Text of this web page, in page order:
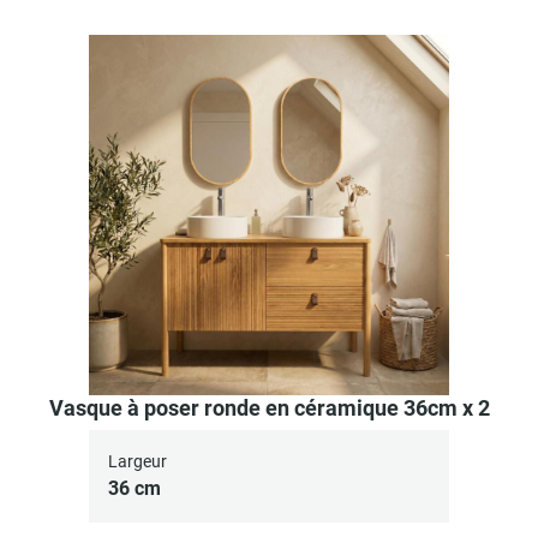
Vasque à poser ronde en céramique 36cm x 2
Largeur
36 cm